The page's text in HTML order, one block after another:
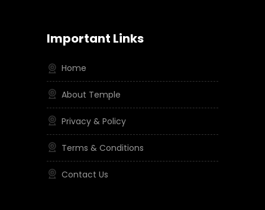
Important Links
Home
About Temple
Privacy & Policy
Terms & Conditions
Contact Us